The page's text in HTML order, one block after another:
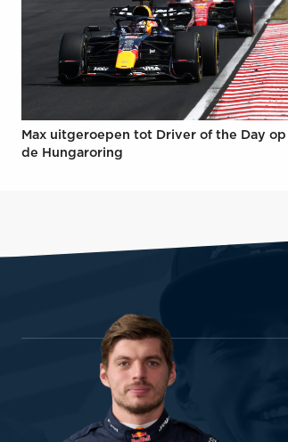
Max uitgeroepen tot Driver of the Day op
de Hungaroring